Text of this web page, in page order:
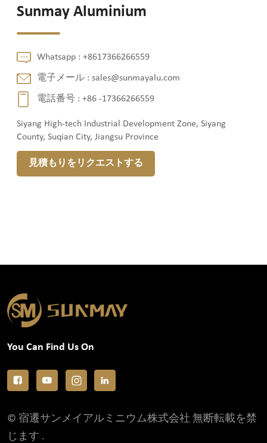
Sunmay Aluminium
Whatsapp :+8617366266559
電子メール :sales@sunmayalu.com
電話番号 :+86 -17366266559
Siyang High-tech Industrial Development Zone, Siyang
County, Suqian City, Jiangsu Province
見積もりをリクエストする
You Can Find Us On
© 宿遷サンメイアルミニウム株式会社 無断転載を禁
じます .